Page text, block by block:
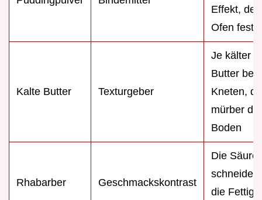
Effekt, der
Ofen fest
Kalte Butter Texturgeber
Je kälter
Butter
Kneten,
mürber der
Boden
Rhabarber Geschmackskontrast
Die Säure
schneidet
die